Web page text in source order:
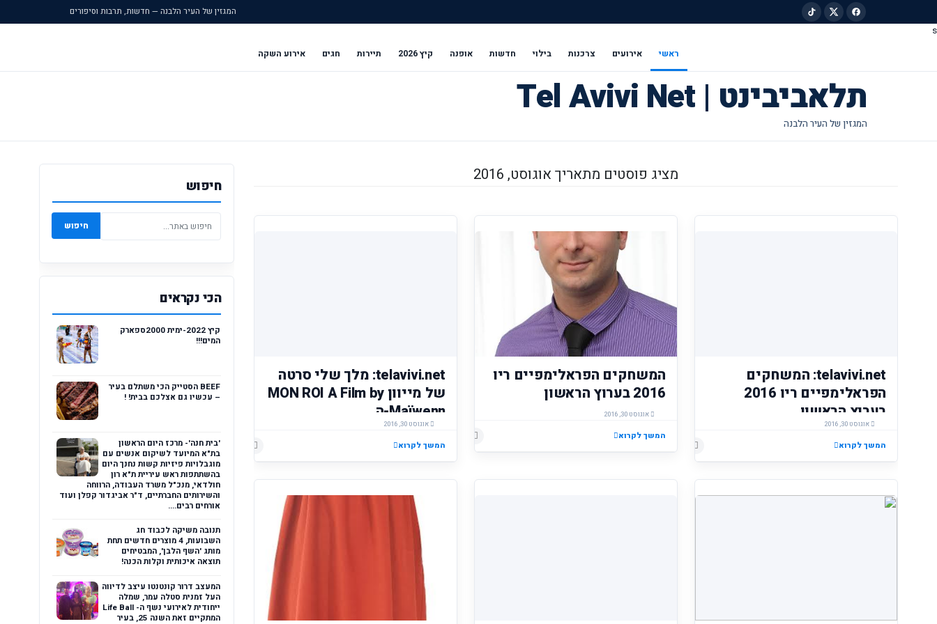
המגזין של העיר הלבנה — חדשות, תרבות וסיפורים
s
ראשי אירועים צרכנות בילוי חדשות אופנה קיץ 2026 תיירות חגים אירוע השקה
תלאביבינט | Tel Avivi Net
מציג פוסטים מתאריך אוגוסט, 2016
telavivi.net: המשחקים
הפראלימפיים ריו 2016
בערוץ הראשון
אוגוסט 30, 2016
המשך לקרוא
המשחקים הפראלימפיים ריו
2016 בערוץ הראשון
אוגוסט 30, 2016
המשך לקרוא
telavivi.net: מלך שלי סרטה
של מייוון MON ROI A Film by
Maïwenn-ה...
אוגוסט 30, 2016
המשך לקרוא הוסף רשומת תגובה
חיפוש
חיפוש
הכי נקראים
קיץ 2022-ימית 2000ספארק
המים!!!
BEEF הסטייק הכי משתלם בעיר
– עכשיו גם אצלכם בבית! !
'בית חנה'- מרכז היום הראשון
בת"א המיועד לשיקום אנשים עם
מוגבלויות פיזיות קשות נחנך היום
בהשתתפות ראש עיריית ת"א רון
חולדאי, מנכ"ל משרד העבודה, הרווחה
והשירותים החברתיים, ד"ר אביגדור קפלן ועוד
אורחים רבים....
תנובה משיקה לכבוד חג
השבועות, 4 מוצרים חדשים תחת
מותג 'השף הלבן', המבטיחים
תוצאה איכותית וקלות הכנה!
המעצב דרור קונטנטו עיצב לדיווה
העל זמנית סטלה עמר, שמלה
ייחודית לאירועי נשף ה- Life Ball
המתקיים זאת השנה 25, בעיר